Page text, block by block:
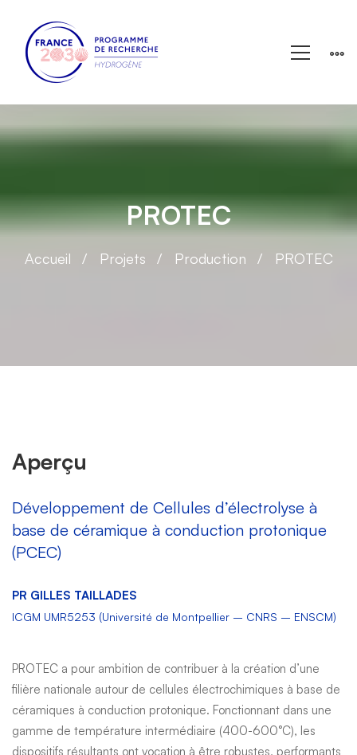
PROTEC
Accueil Projets Production PROTEC
Aperçu
Développement de Cellules d’électrolyse à
base de céramique à conduction protonique
(PCEC)
PR GILLES TAILLADES
ICGM UMR5253 (Université de Montpellier – CNRS – ENSCM)
PROTEC a pour ambition de contribuer à la création d’une
filière nationale autour de cellules électrochimiques à base de
céramiques à conduction protonique. Fonctionnant dans une
gamme de température intermédiaire (400-600°C), les
dispositifs résultants ont vocation à être robustes, performants